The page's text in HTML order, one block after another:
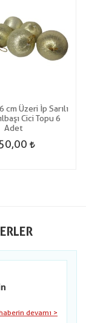
cm Üzeri İp Sarılı
Cici Topu 6
Adet
devamı >